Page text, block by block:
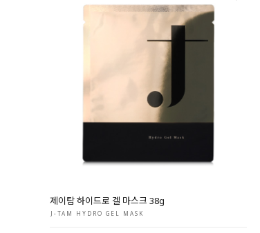
제이탐 하이드로 겔 마스크 38g
J-TAM HYDRO GEL MASK